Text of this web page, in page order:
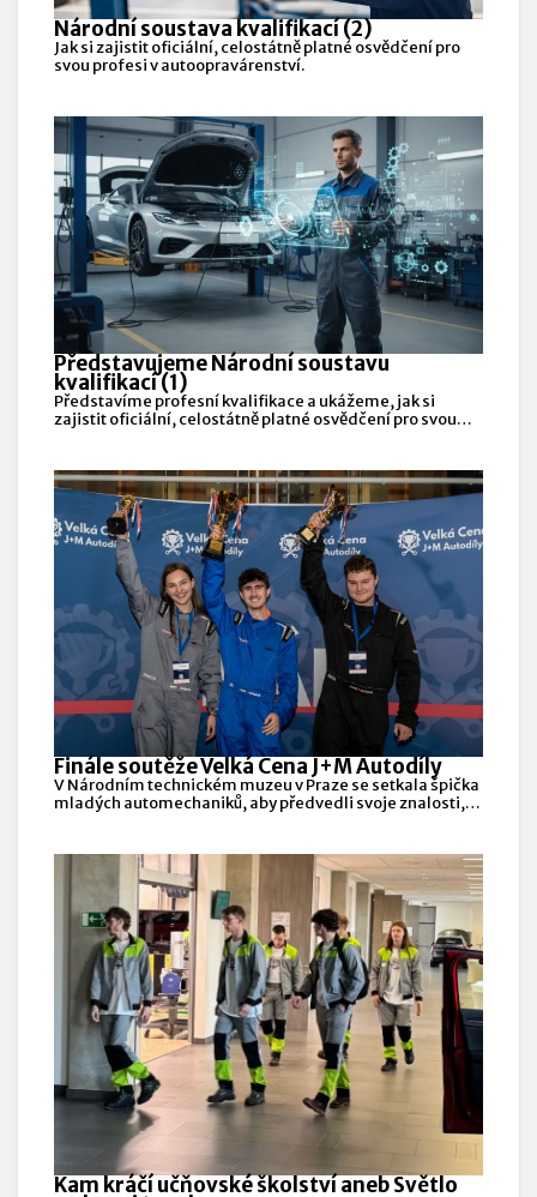
Národní soustava kvalifikací (2)
Jak si zajistit oficiální, celostátně platné osvědčení pro
svou profesi v autoopravárenství.
Představujeme Národní soustavu
kvalifikací (1)
Představíme profesní kvalifikace a ukážeme, jak si
zajistit oficiální, celostátně platné osvědčení pro svou
Finále soutěže Velká Cena J+M Autodíly
V Národním technickém muzeu v Praze se setkala špička
mladých automechaniků, aby předvedli svoje znalosti,
Kam kráčí učňovské školství aneb Světlo